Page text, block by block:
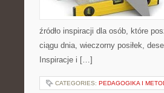
źródło inspiracji dla osób, które
ciągu dnia, wieczorny posiłek,
Inspiracje i […]
CATEGORIES: PEDAGOGIKA I